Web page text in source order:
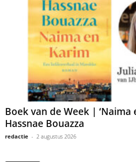
Boek van de Week | ‘Naima
Hassnae Bouazza
redactie - 2 augustus 2026